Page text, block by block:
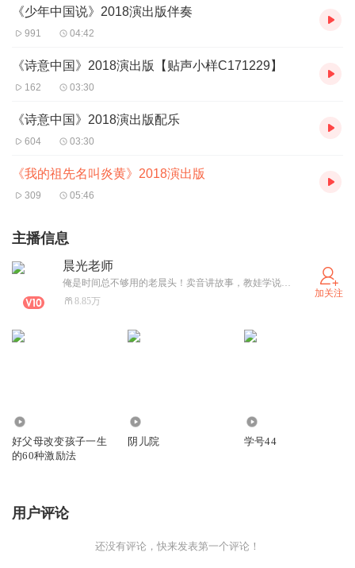
《少年中国说》2018演出版伴奏
991 04:42
《诗意中国》2018演出版【贴声小样C171229】
162 03:30
《诗意中国》2018演出版配乐
604 03:30
《我的祖先名叫炎黄》2018演出版
309 05:46
主播信息
晨光老师
俺是时间总不够用的老晨头！卖音讲故事，教娃学说话，这就是我的全部生活！
8.85万
加关注
好父母改变孩子一生
的60种激励法
阴儿院 学号44
用户评论
还没有评论，快来发表第一个评论！